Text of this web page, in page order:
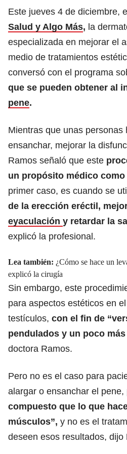
Este jueves 4 de diciembre,
Salud y Algo Más, la
especializada en mejorar el
medio de tratamientos
conversó con el programa
que se pueden obtener al
pene.
Mientras que unas personas
ensanchar, mejorar la
Ramos señaló que este
un propósito médico como
primer caso, es cuando se
de la erección eréctil,
eyaculación y retardar la
explicó la profesional.
Lea también: ¿Cómo se hace un
explicó la cirugía
Sin embargo, este
para aspectos estéticos en
testículos, con el fin de
pendulados y un poco más
doctora Ramos.
Pero no es el caso para
alargar o ensanchar el pene,
compuesto que lo que
músculos”, y no es el
deseen esos resultados, dijo